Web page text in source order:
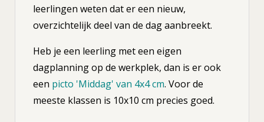
leerlingen weten dat er een nieuw,
overzichtelijk deel van de dag aanbreekt.
Heb je een leerling met een eigen
dagplanning op de werkplek, dan is er ook
een picto 'Middag' van 4x4 cm. Voor de
meeste klassen is 10x10 cm precies goed.